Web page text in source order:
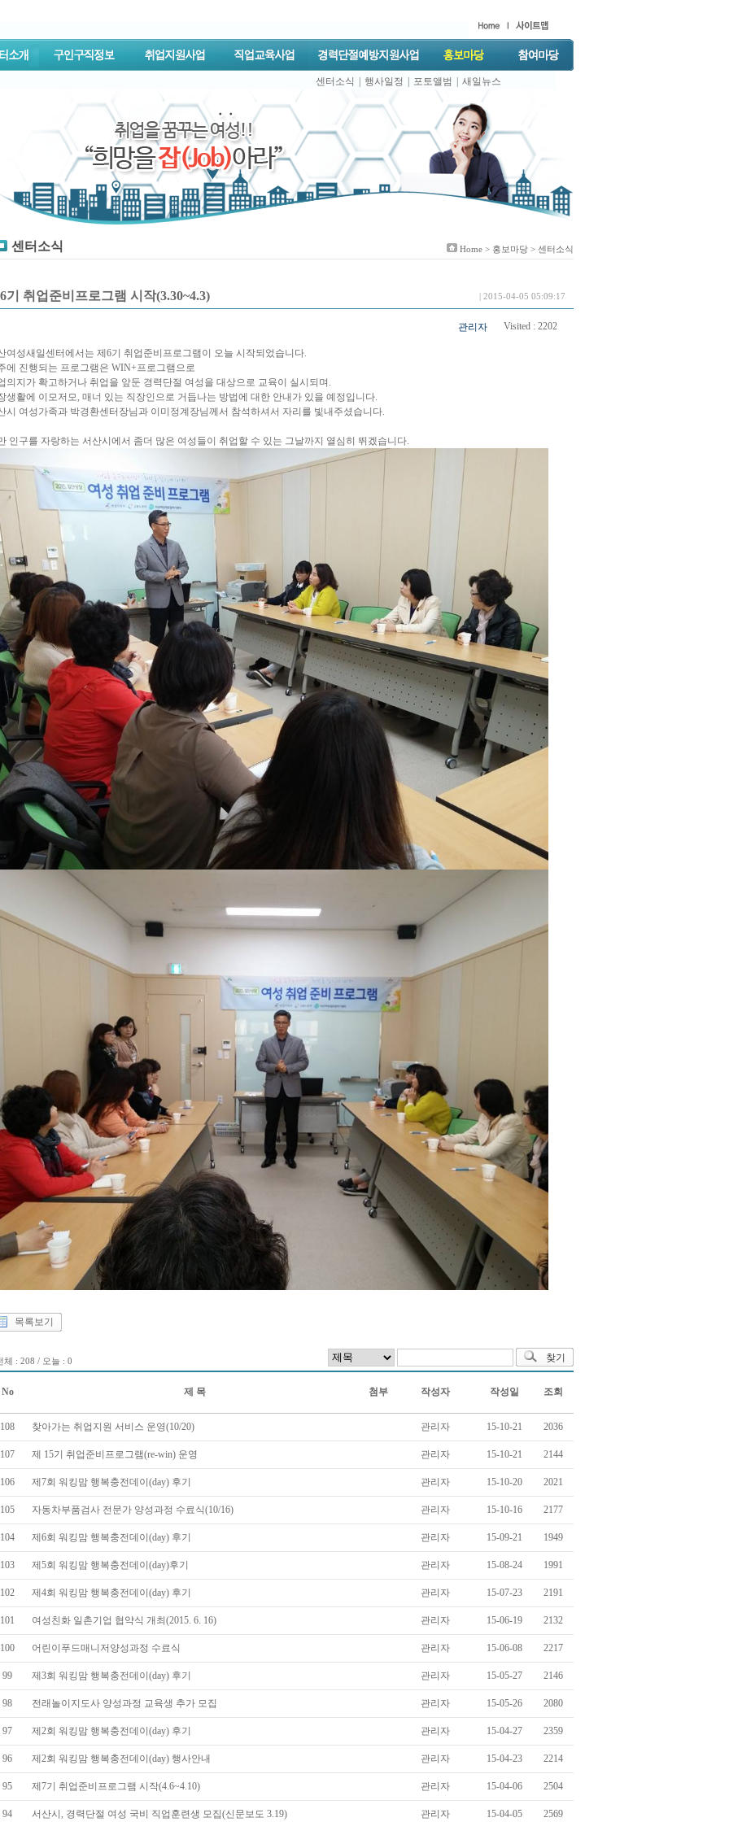
센터소식 행사일정 포토앨범 새일뉴스
센터소식 Home > 홍보마당 > 센터소식
기 취업준비프로그램 시작(3.30~4.3) | 2015-04-05 05:09:17
관리자 Visited : 2202
여성새일센터에서는 제6기 취업준비프로그램이 오늘 시작되었습니다.
에 진행되는 프로그램은 WIN+프로그램으로
의지가 확고하거나 취업을 앞둔 경력단절 여성을 대상으로 교육이 실시되며.
생활에 이모저모, 매너 있는 직장인으로 거듭나는 방법에 대한 안내가 있을 예정입니다.
시 여성가족과 박경환센터장님과 이미정계장님께서 참석하셔서 자리를 빛내주셨습니다.
인구를 자랑하는 서산시에서 좀더 많은 여성들이 취업할 수 있는 그날까지 열심히 뛰겠습니다.
목록보기
체 : 208 / 오늘 : 0
No 제 목 첨부 작성자 작성일 조회
108 찾아가는 취업지원 서비스 운영(10/20) 관리자 15-10-21 2036
107 제 15기 취업준비프로그램(re-win) 운영 관리자 15-10-21 2144
106 제7회 워킹맘 행복충전데이(day) 후기 관리자 15-10-20 2021
105 자동차부품검사 전문가 양성과정 수료식(10/16) 관리자 15-10-16 2177
104 제6회 워킹맘 행복충전데이(day) 후기 관리자 15-09-21 1949
103 제5회 워킹맘 행복충전데이(day)후기 관리자 15-08-24 1991
102 제4회 워킹맘 행복충전데이(day) 후기 관리자 15-07-23 2191
101 여성친화 일촌기업 협약식 개최(2015. 6. 16) 관리자 15-06-19 2132
100 어린이푸드매니저양성과정 수료식 관리자 15-06-08 2217
99 제3회 워킹맘 행복충전데이(day) 후기 관리자 15-05-27 2146
98 전래놀이지도사 양성과정 교육생 추가 모집 관리자 15-05-26 2080
97 제2회 워킹맘 행복충전데이(day) 후기 관리자 15-04-27 2359
96 제2회 워킹맘 행복충전데이(day) 행사안내 관리자 15-04-23 2214
95 제7기 취업준비프로그램 시작(4.6~4.10) 관리자 15-04-06 2504
94 서산시, 경력단절 여성 국비 직업훈련생 모집(신문보도 3.19) 관리자 15-04-05 2569